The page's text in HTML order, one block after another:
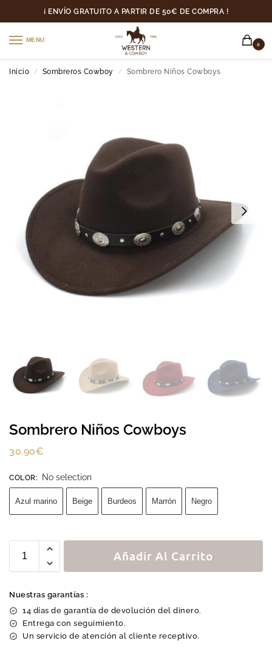
¡ ENVÍO GRATUITO A PARTIR DE 50€ DE COMPRA !
MENU
0
Inicio / Sombreros Cowboy / Sombrero Niños Cowboys
Sombrero Niños Cowboys
30.90€
COLOR: No selection
Azul marino Beige Burdeos Marrón Negro
Añadir Al Carrito
Nuestras garantías :
14 días de garantía de devolución del dinero.
Entrega con seguimiento.
Un servicio de atención al cliente receptivo.